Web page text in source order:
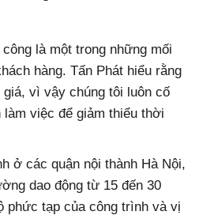
là một trong những mối
hàng. Tấn Phát hiểu rằng
vì vậy chúng tôi luôn cố
việc để giảm thiểu thời
ở các quận nội thành Hà Nội,
dao động từ 15 đến 30
phức tạp của công trình và vị